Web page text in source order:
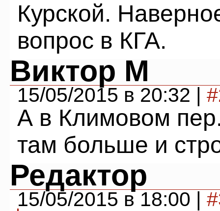
Курской.
вопрос в КГА.
Виктор М
15/05/2015 в 20:32 |
А в Климовом
там больше и
Редактор
15/05/2015 в 18:00 |